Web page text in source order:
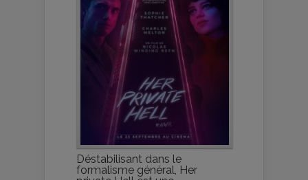
Déstabilisant dans le
formalisme général, Her